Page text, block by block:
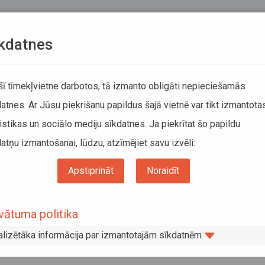
2025. gada Krievijas vienreizējo autopārvadājumu atļauju derīguma termiņa
2025. gada Krievijas vienreizējo
atļauju derīguma
tīmekļvietne darbotos, tā izmanto obligāti nepieciešamās
Ar Jūsu piekrišanu papildus šajā vietnē var tikt
un sociālo mediju sīkdatnes. Ja piekrītat šo papildu
izmantošanai, lūdzu, atzīmējiet savu izvēli:
Apstiprināt Noraidīt
politika
informācija par izmantotajām sīkdatnēm